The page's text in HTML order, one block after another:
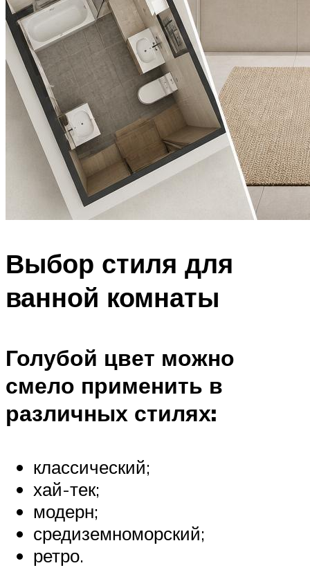
Выбор стиля для
ванной комнаты
Голубой цвет можно
смело применить в
различных стилях:
классический;
хай-тек;
модерн;
средиземноморский;
ретро.